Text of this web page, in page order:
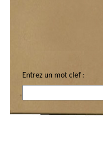
Entrez un mot clef :